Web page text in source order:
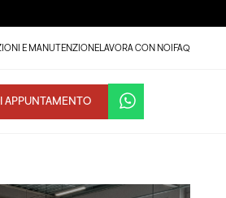
E MANUTENZIONELAVORA CON NOIFAQ
APPUNTAMENTO